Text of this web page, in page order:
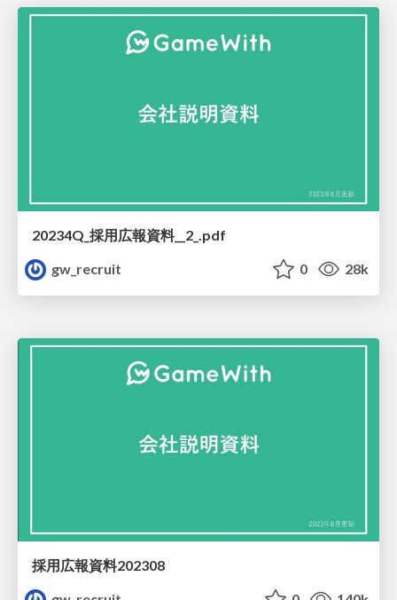
20234Q_採用広報資料__2_.pdf
gw_recruit
0 28k
採用広報資料202308